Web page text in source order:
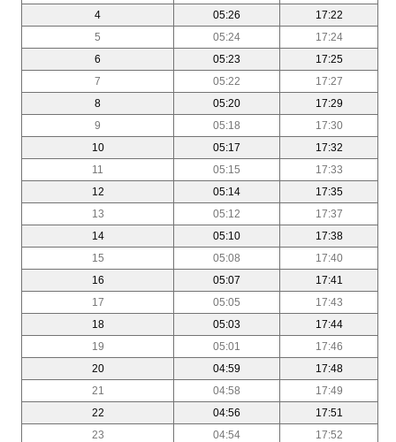
4
05:26
17:22
5
05:24
17:24
6
05:23
17:25
7
05:22
17:27
8
05:20
17:29
9
05:18
17:30
10
05:17
17:32
11
05:15
17:33
12
05:14
17:35
13
05:12
17:37
14
05:10
17:38
15
05:08
17:40
16
05:07
17:41
17
05:05
17:43
18
05:03
17:44
19
05:01
17:46
20
04:59
17:48
21
04:58
17:49
22
04:56
17:51
23
04:54
17:52